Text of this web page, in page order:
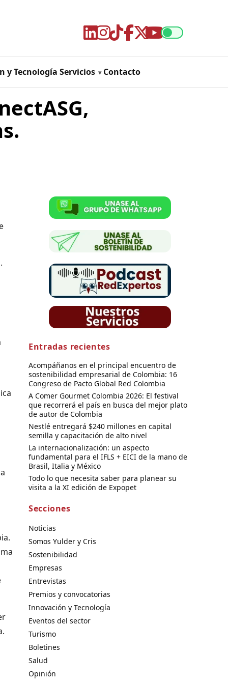
y Tecnología Servicios Contacto
Entradas recientes
Acompáñanos en el principal encuentro de
sostenibilidad empresarial de Colombia: 16
Congreso de Pacto Global Red Colombia
A Comer Gourmet Colombia 2026: El festival
que recorrerá el país en busca del mejor plato
de autor de Colombia
Nestlé entregará $240 millones en capital
semilla y capacitación de alto nivel
La internacionalización: un aspecto
fundamental para el IFLS + EICI de la mano de
Brasil, Italia y México
Todo lo que necesita saber para planear su
visita a la XI edición de Expopet
Secciones
Noticias
Somos Yulder y Cris
Sostenibilidad
Empresas
Entrevistas
Premios y convocatorias
Innovación y Tecnología
Eventos del sector
Turismo
Boletines
Salud
Opinión